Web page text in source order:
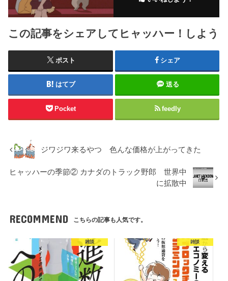
この記事をシェアしてヒャッハー！しよう
ポスト シェア
はてブ 送る
Pocket feedly
ジワジワ来るやつ 色んな価格が上がってきた
ヒャッハーの季節② カナダのトラック野郎 世界中
に拡散中
RECOMMEND こちらの記事も人気です。
雑談 雑談